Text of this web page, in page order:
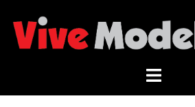
contenido
Alternar